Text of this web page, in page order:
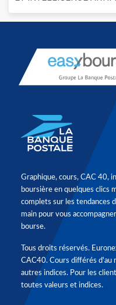
Graphique, cours, CAC 40,
boursière en quelques clics
complets sur les tendances
main pour vous
bourse.
Tous droits réservés.
CAC40. Cours différés d'au
autres indices. Pour les
toutes valeurs et indices.